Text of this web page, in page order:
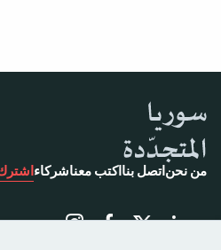
من نحناتصل بنااكتب معناشركاء